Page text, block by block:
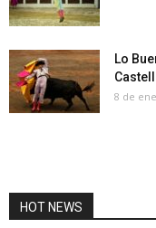
Lo
8 de
HOT NEWS